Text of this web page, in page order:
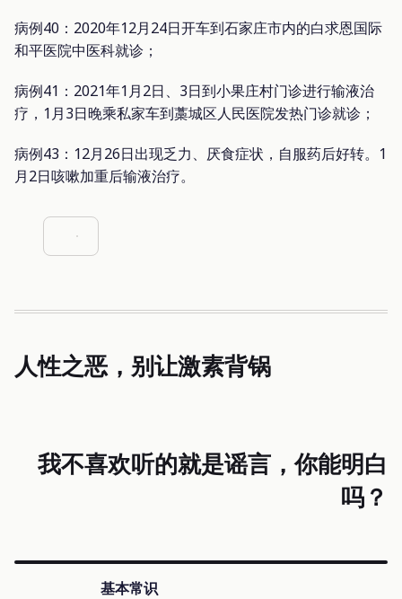
病例40：2020年12月24日开车到石家庄市内的白求恩国际
和平医院中医科就诊；
病例41：2021年1月2日、3日到小果庄村门诊进行输液治
疗，1月3日晚乘私家车到藁城区人民医院发热门诊就诊；
病例43：12月26日出现乏力、厌食症状，自服药后好转。1
月2日咳嗽加重后输液治疗。
人性之恶，别让激素背锅
我不喜欢听的就是谣言，你能明白
吗？
基本常识